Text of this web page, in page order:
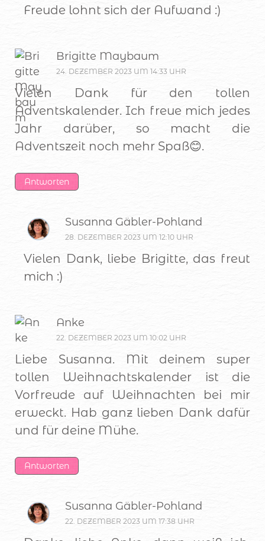
Freude lohnt sich der Aufwand :)
Brigitte Maybaum
24. DEZEMBER 2023 UM 14:33 UHR
Vielen Dank für den tollen
Adventskalender. Ich freue mich jedes
Jahr darüber, so macht die
Adventszeit noch mehr Spaß😊.
Antworten
Susanna Gäbler-Pohland
28. DEZEMBER 2023 UM 12:10 UHR
Vielen Dank, liebe Brigitte, das freut
mich :)
Anke
22. DEZEMBER 2023 UM 10:02 UHR
Liebe Susanna. Mit deinem super
tollen Weihnachtskalender ist die
Vorfreude auf Weihnachten bei mir
erweckt. Hab ganz lieben Dank dafür
und für deine Mühe.
Antworten
Susanna Gäbler-Pohland
22. DEZEMBER 2023 UM 17:38 UHR